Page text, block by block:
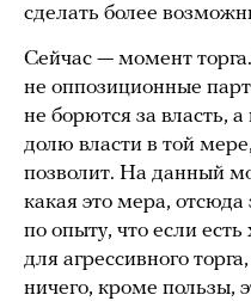
сделать более
Сейчас — момент
не оппозиционные
не борются за власть,
долю власти в той
позволит. На данный
какая это мера,
по опыту, что если
для агрессивного
ничего, кроме пользы,